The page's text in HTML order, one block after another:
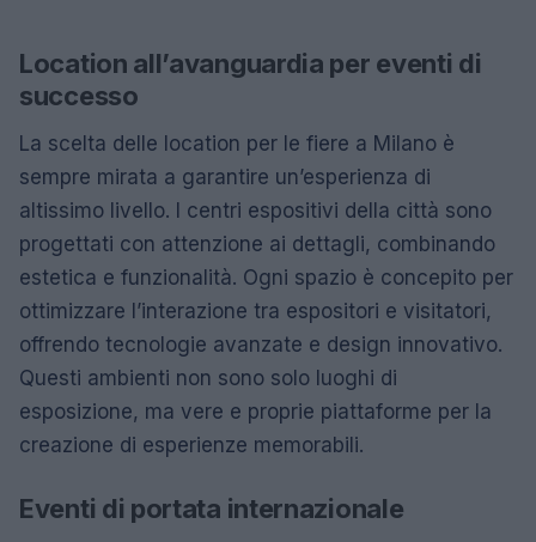
Location all’avanguardia per eventi di
successo
La scelta delle location per le fiere a Milano è
sempre mirata a garantire un’esperienza di
altissimo livello. I centri espositivi della città sono
progettati con attenzione ai dettagli, combinando
estetica e funzionalità. Ogni spazio è concepito per
ottimizzare l’interazione tra espositori e visitatori,
offrendo tecnologie avanzate e design innovativo.
Questi ambienti non sono solo luoghi di
esposizione, ma vere e proprie piattaforme per la
creazione di esperienze memorabili.
Eventi di portata internazionale